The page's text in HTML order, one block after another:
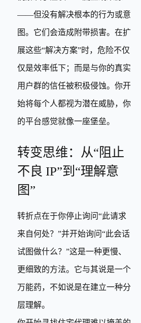
——但没有解决根本的行为或意
图。它们会造成附带损害。在扩
展这些“解决方案”时，危险不仅
仅是效率低下；而是与你的真实
用户群的信任被积极侵蚀。你开
始将每个人都视为潜在威胁，你
的平台感觉就像一座堡垒。
转变思维：从“阻止
不良 IP”到“理解意
图”
转折点在于你停止询问“此请求
来自何处？”并开始询问“此会话
试图做什么？”这是一种更慢、
更细致的方法。它与其说是一个
万能药，不如说是在建立一种分
层理解。